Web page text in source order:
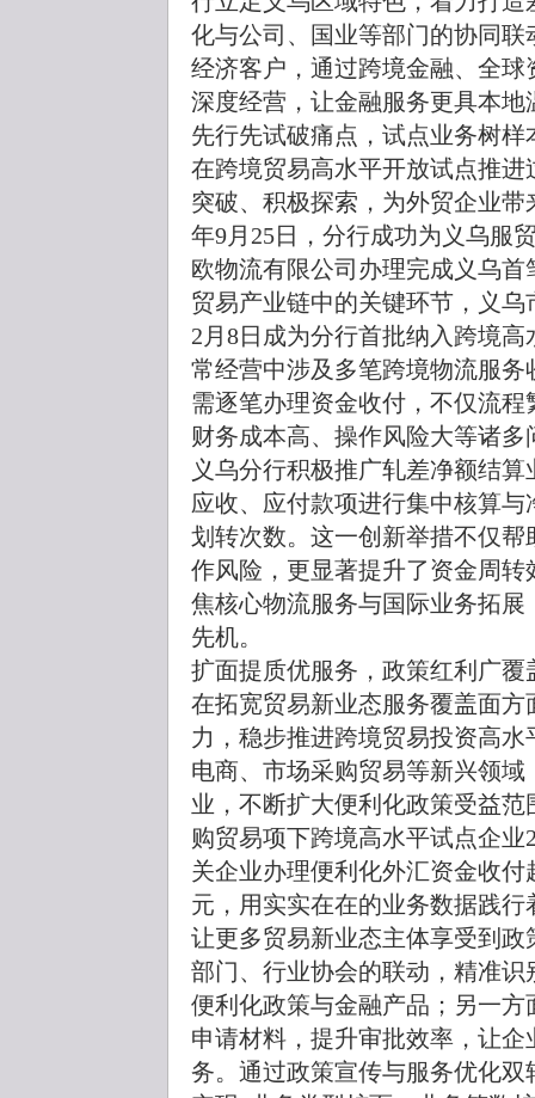
化与公司、国业等部门的协同
经济客户，通过跨境金融、全
深度经营，让金融服务更具本地
先行先试破痛点，试点业务树样
在跨境贸易高水平开放试点推
突破、积极探索，为外贸企业
年9月25日，分行成功为义乌
欧物流有限公司办理完成义乌
贸易产业链中的关键环节，义
2月8日成为分行首批纳入跨境
常经营中涉及多笔跨境物流服
需逐笔办理资金收付，不仅流
财务成本高、操作风险大等诸
义乌分行积极推广轧差净额结
应收、应付款项进行集中核算
划转次数。这一创新举措不仅
作风险，更显著提升了资金周
焦核心物流服务与国际业务拓
先机。
扩面提质优服务，政策红利广覆
在拓宽贸易新业态服务覆盖面
力，稳步推进跨境贸易投资高
电商、市场采购贸易等新兴领
业，不断扩大便利化政策受益
购贸易项下跨境高水平试点企
关企业办理便利化外汇资金收付
元，用实实在在的业务数据践
让更多贸易新业态主体享受到
部门、行业协会的联动，精准
便利化政策与金融产品；另一
申请材料，提升审批效率，让
务。通过政策宣传与服务优化